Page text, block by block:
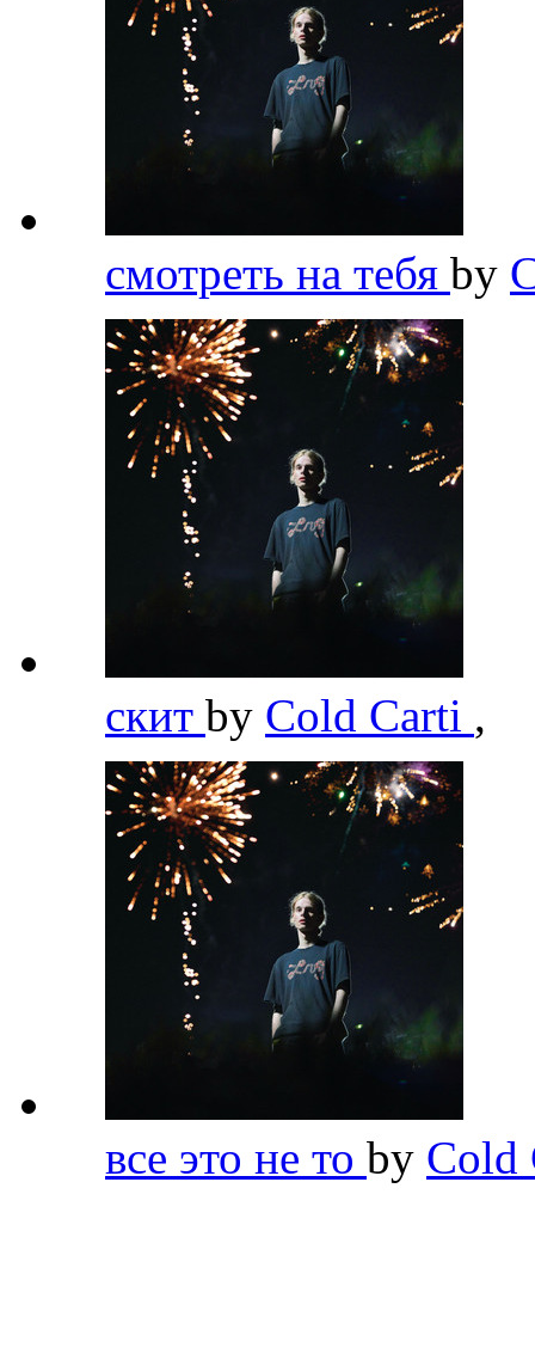
смотреть на тебя by
скит by Cold Carti ,
все это не то by